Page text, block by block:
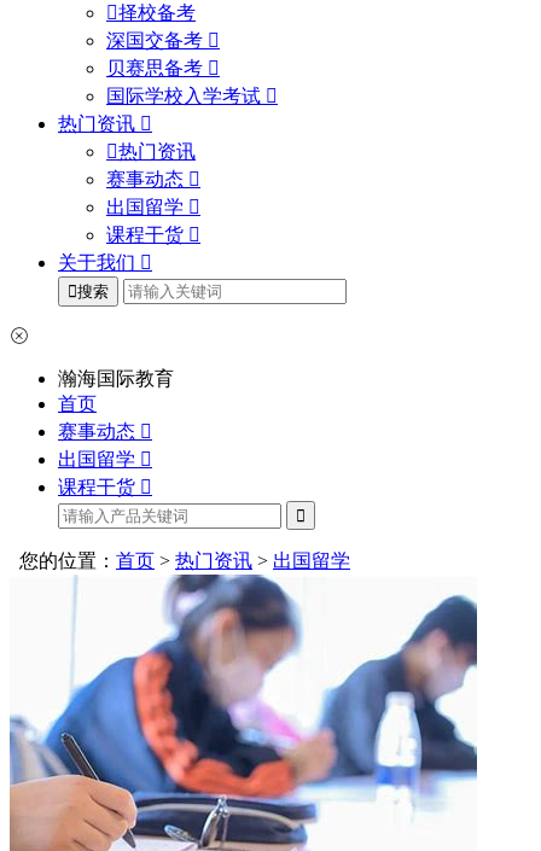
择校备考
深国交备考
贝赛思备考
国际学校入学考试
热门资讯
热门资讯
赛事动态
出国留学
课程干货
关于我们
搜索
瀚海国际教育
首页
赛事动态
出国留学
课程干货
您的位置： 首页 > 热门资讯 > 出国留学